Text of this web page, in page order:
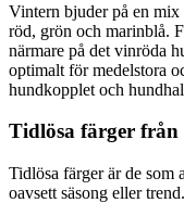
Vintern bjuder på en mix
röd, grön och marinblå.
närmare på det vinröda
optimalt för medelstora
hundkopplet och
Tidlösa färger
Tidlösa färger är de som
oavsett säsong eller